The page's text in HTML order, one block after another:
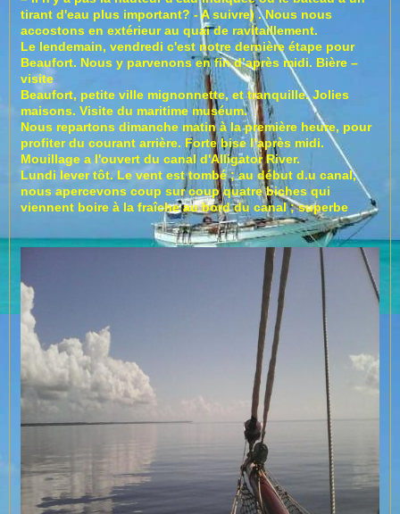
tirant d'eau plus important? - A suivre) . Nous nous
accostons en extérieur au quai de ravitaillement.
Le lendemain, vendredi c'est notre dernière étape pour
Beaufort. Nous y parvenons en fin d’après midi. Bière –
visite
Beaufort, petite ville mignonnette, et tranquille. Jolies
maisons. Visite du maritime muséum.
Nous repartons dimanche matin à la première heure, pour
profiter du courant arrière. Forte bise l’après midi.
Mouillage a l'ouvert du canal d'Alligator River.
Lundi lever tôt. Le vent est tombé ; au début d.u canal,
nous apercevons coup sur coup quatre biches qui
viennent boire à la fraîche au bord du canal ; superbe